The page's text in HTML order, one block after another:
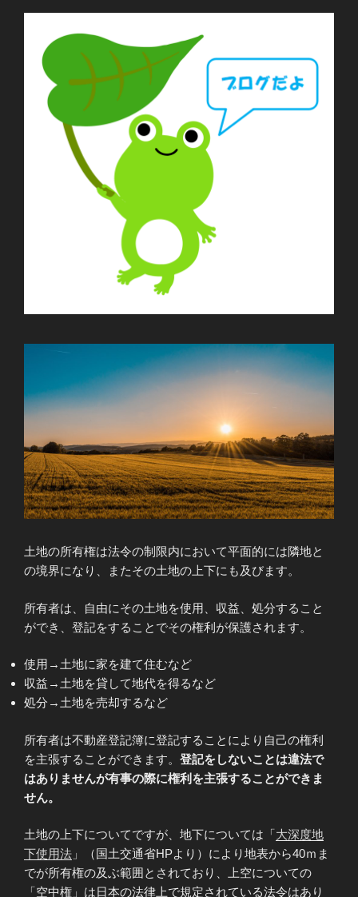
土地の所有権は法令の制限内において平面的には隣地と
の境界になり、またその土地の上下にも及びます。
所有者は、自由にその土地を使用、収益、処分すること
ができ、登記をすることでその権利が保護されます。
使用→土地に家を建て住むなど
収益→土地を貸して地代を得るなど
処分→土地を売却するなど
所有者は不動産登記簿に登記することにより自己の権利
を主張することができます。 登記をしないことは違法で
はありませんが有事の際に権利を主張することができま
せん。
土地の上下についてですが、地下については「大深度地
下使用法 」（国土交通省HPより）により地表から40ｍま
でが所有権の及ぶ範囲とされており、上空についての
「空中権」は日本の法律上で規定されている法令はあり